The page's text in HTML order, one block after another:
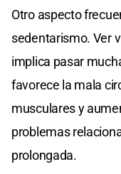
Otro aspecto
sedentarismo. Ver
implica pasar
favorece la mala
musculares y
problemas
prolongada.